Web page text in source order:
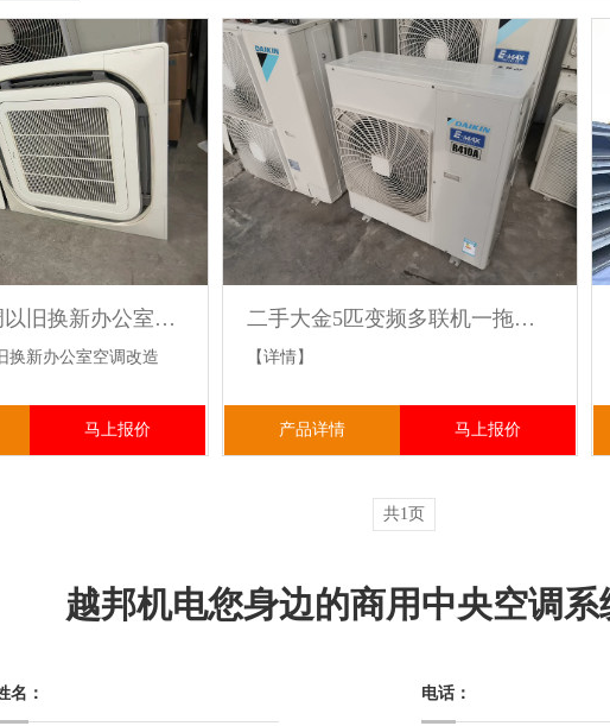
大金中央空调以旧换新办公室空调改造升级 提供空调 新风系统改造
换新办公室空调改造
马上报价
二手大金5匹变频多联机一拖三9成新冷暖空调机
【详情】
产品详情 马上报价
共1页
越邦机电您身边的商用中央空调
名： 电话：